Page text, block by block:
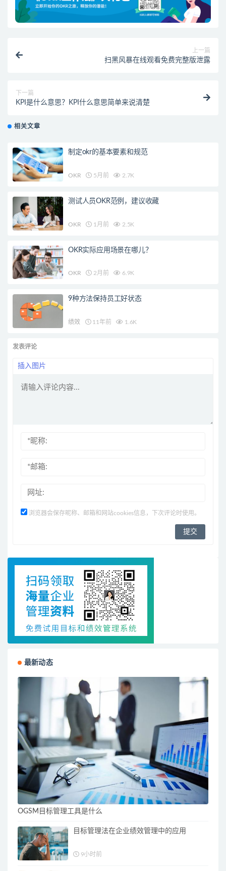
上一篇
扫黑风暴在线观看免费完整版泄露
下一篇
KPI是什么意思？KPI什么意思简单来说清楚
相关文章
制定okr的基本要素和规范
OKR 5月前 2.7K
测试人员OKR范例，建议收藏
OKR 1月前 2.5K
OKR实际应用场景在哪儿？
OKR 2月前 6.9K
9种方法保持员工好状态
绩效 11年前 1.6K
发表评论
插入图片
浏览器会保存昵称、邮箱和网站cookies信息，下次评论时使用。
最新动态
OGSM目标管理工具是什么
目标管理法在企业绩效管理中的应用
9小时前